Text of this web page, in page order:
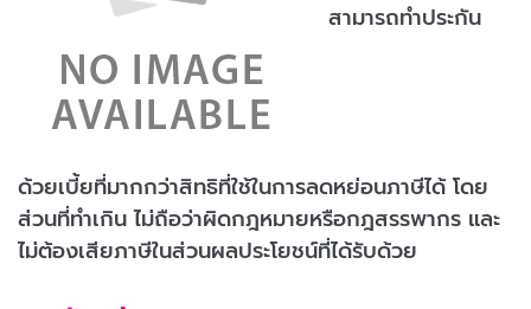
สามารถทำประกัน
ด้วยเบี้ยที่มากกว่าสิทธิที่ใช้ในการลดหย่อนภาษีได้ โดย
ส่วนที่ทำเกิน ไม่ถือว่าผิดกฎหมายหรือกฎสรรพากร และ
ไม่ต้องเสียภาษีในส่วนผลประโยชน์ที่ได้รับด้วย